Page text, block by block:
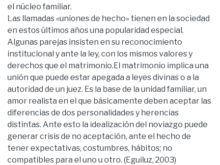
el núcleo familiar.
Las llamadas «uniones de hecho» tienen en la sociedad
en estos últimos años una popularidad especial.
Algunas parejas insisten en su reconocimiento
institucional y ante la ley, con los mismos valores y
derechos que el matrimonio.El matrimonio implica una
unión que puede estar apegada a leyes divinas o a la
autoridad de un juez. Es la base de la unidad familiar, un
amor realista en el que básicamente deben aceptar las
diferencias de dos personalidades y herencias
distintas. Ante esto la idealización del noviazgo puede
generar crisis de no aceptación, ante el hecho de
tener expectativas, costumbres, hábitos; no
compatibles para el uno u otro. (Eguiluz, 2003)